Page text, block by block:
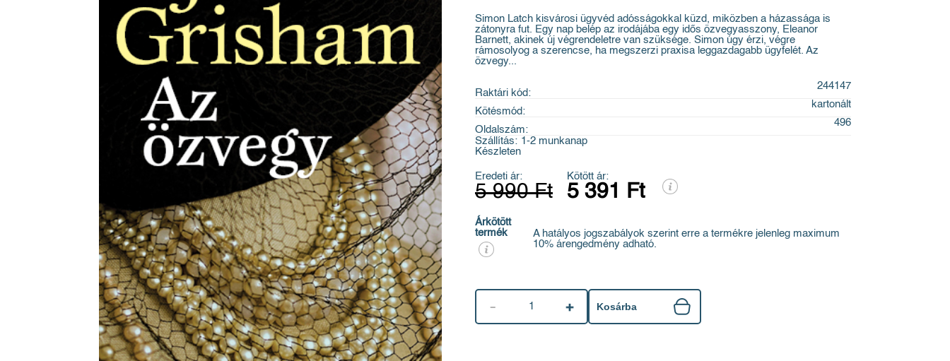
Simon Latch kisvárosi ügyvéd adósságokkal küzd, miközben a házassága is
zátonyra fut. Egy nap belép az irodájába egy idős özvegyasszony, Eleanor
Barnett, akinek új végrendeletre van szüksége. Simon úgy érzi, végre
rámosolyog a szerencse, ha megszerzi praxisa leggazdagabb ügyfelét. Az
özvegy...
Raktári kód:
244147
Kötésmód:
kartonált
Oldalszám:
496
Szállítás: 1-2 munkanap
Készleten
Eredeti ár:
5 990 Ft
Kötött ár:
5 391 Ft
Árkötött
termék
A hatályos jogszabályok szerint erre a termékre jelenleg maximum
10% árengedmény adható.
1 Kosárba